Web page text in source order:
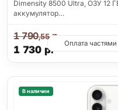
Dimensity 8500 Ultra, ОЗУ 12
аккумулятор…
1 730 р.
1 790,55р.
Оплата
В наличии